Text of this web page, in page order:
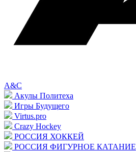
A&C
Акулы Политеха
Игры Будущего
Virtus.pro
Crazy Hockey
РОССИЯ ХОККЕЙ
РОССИЯ ФИГУРНОЕ КАТАНИЕ